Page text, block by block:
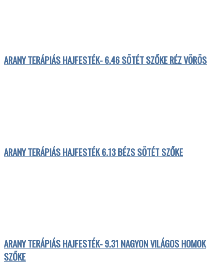
ARANY TERÁPIÁS HAJFESTÉK- 6.46 SÖTÉT SZŐKE RÉZ VÖRÖS
ARANY TERÁPIÁS HAJFESTÉK 6.13 BÉZS SÖTÉT SZŐKE
ARANY TERÁPIÁS HAJFESTÉK- 9.31 NAGYON VILÁGOS HOMOK
SZŐKE